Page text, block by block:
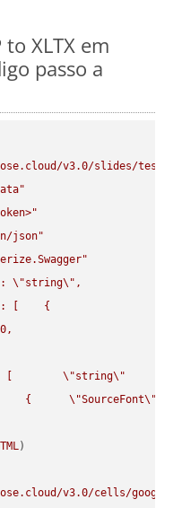
XLTX em
passo a
v3.0/slides/test-
json"
: \"string\" ,
: [    {
[ \"string\"
[    { \"SourceFont\"
v3.0/cells/